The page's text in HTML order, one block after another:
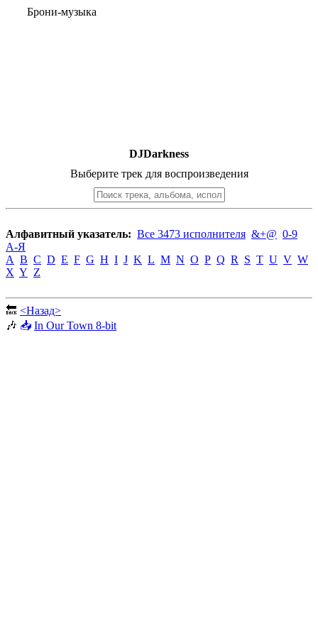
Брони-музыка
DJDarkness
Выберите трек для воспроизведения
Алфавитный указатель: Все 3473 исполнителя &+@ 0-9
А-Я
A B C D E F G H I J K L M N O P Q R S T U V W
X Y Z
🔙 <Назад>
🎶 📥 In Our Town 8-bit